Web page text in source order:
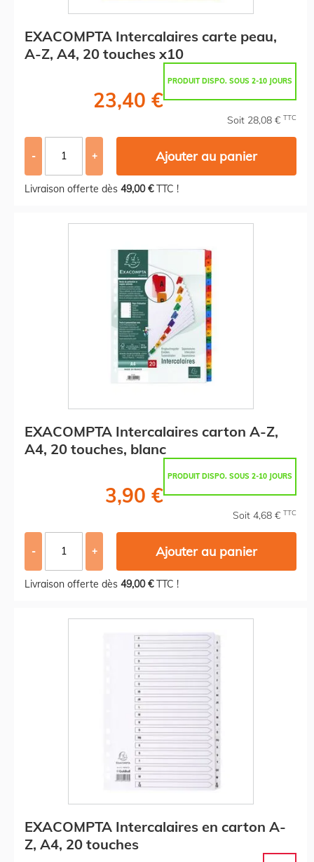
EXACOMPTA Intercalaires carte peau,
A-Z, A4, 20 touches x10
PRODUIT DISPO. SOUS 2-10 JOURS
23,40 €
Soit 28,08 € TTC
- + Ajouter au panier
Livraison offerte dès 49,00 €TTC !
EXACOMPTA Intercalaires carton A-Z,
A4, 20 touches, blanc
PRODUIT DISPO. SOUS 2-10 JOURS
3,90 €
Soit 4,68 € TTC
- + Ajouter au panier
Livraison offerte dès 49,00 €TTC !
EXACOMPTA Intercalaires en carton A-
Z, A4, 20 touches